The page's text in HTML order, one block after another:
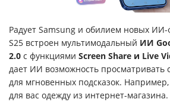
Радует Samsung и обилием новых
S25 встроен мультимодальный ИИ
2.0 с функциями Screen Share и Live
дает ИИ возможность просматривать
для мгновенных подсказок.
для вас одежду из интернет-